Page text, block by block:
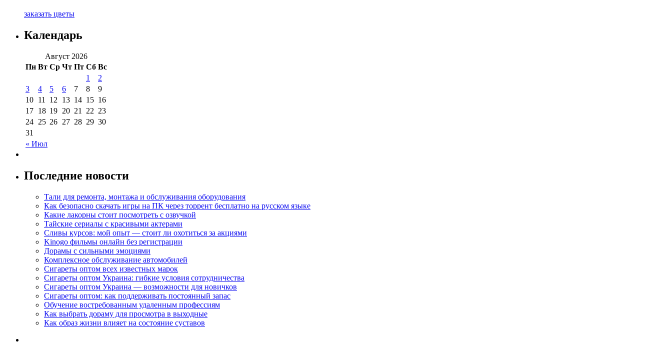
заказать цветы
Календарь
Август 2026
Пн Вт Ср Чт Пт Сб Вс
« Июл
1
2
3
4 5 6 7 8
9
10 11 12 13 14 15 16
17 18 19 20 21 22 23
24 25 26 27 28 29 30
31
Последние новости
Тали для ремонта, монтажа и обслуживания оборудования
Как безопасно скачать игры на ПК через торрент бесплатно на русском языке
Какие лакорны стоит посмотреть с озвучкой
Тайские сериалы с красивыми актерами
Сливы курсов: мой опыт — стоит ли охотиться за акциями
Kinogo фильмы онлайн без регистрации
Дорамы с сильными эмоциями
Комплексное обслуживание автомобилей
Сигареты оптом всех известных марок
Сигареты оптом Украина: гибкие условия сотрудничества
Сигареты оптом Украина — возможности для новичков
Сигареты оптом: как поддерживать постоянный запас
Обучение востребованным удаленным профессиям
Как выбрать дораму для просмотра в выходные
Как образ жизни влияет на состояние суставов